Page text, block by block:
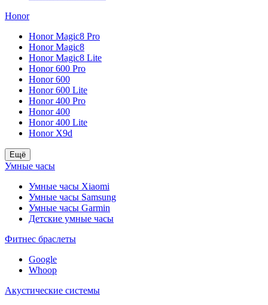
Honor
Honor Magic8 Pro
Honor Magic8
Honor Magic8 Lite
Honor 600 Pro
Honor 600
Honor 600 Lite
Honor 400 Pro
Honor 400
Honor 400 Lite
Honor X9d
Ещё
Умные часы
Умные часы Xiaomi
Умные часы Samsung
Умные часы Garmin
Детские умные часы
Фитнес браслеты
Google
Whoop
Акустические системы